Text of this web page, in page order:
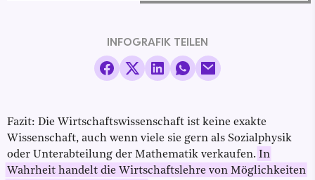
INFOGRAFIK TEILEN
Fazit: Die Wirtschaftswissenschaft ist keine exakte
Wissenschaft, auch wenn viele sie gern als Sozialphysik
oder Unterabteilung der Mathematik verkaufen. In
Wahrheit handelt die Wirtschaftslehre von Möglichkeiten